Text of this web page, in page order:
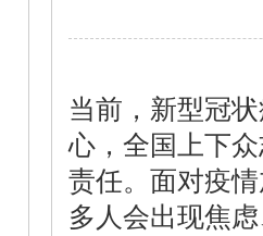
当前，新型冠
心，全国上下
责任。面对疫
多人会出现焦